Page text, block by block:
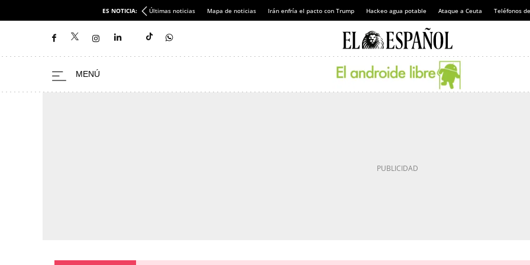
ES NOTICIA: Últimas noticias Mapa de noticias Irán enfría el pacto con Trump Hackeo agua potable Ataque a Ceuta Teléfonos